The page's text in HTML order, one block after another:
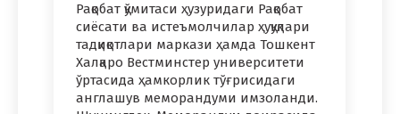
Рақобат қўмитаси ҳузуридаги Рақобат
сиёсати ва истеъмолчилар ҳуқуқлари
тадқиқотлари маркази ҳамда Тошкент
Халқаро Вестминстер университети
ўртасида ҳамкорлик тўғрисидаги
англашув меморандуми имзоланди.